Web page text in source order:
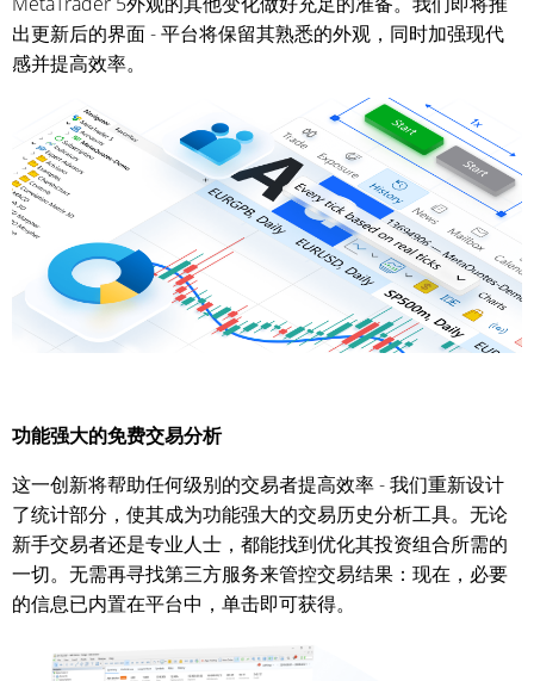
出更新后的界面 - 平台将保留其熟悉的外观，同时加强现代
感并提高效率。
功能强大的免费交易分析
这一创新将帮助任何级别的交易者提高效率 - 我们重新设计
了统计部分，使其成为功能强大的交易历史分析工具。无论
新手交易者还是专业人士，都能找到优化其投资组合所需的
一切。无需再寻找第三方服务来管控交易结果：现在，必要
的信息已内置在平台中，单击即可获得。